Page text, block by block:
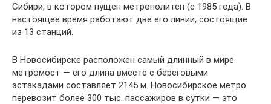
Сибири, в котором пущен метрополитен (с 1985 года). В
настоящее время работают две его линии, состоящие
из 13 станций.
В Новосибирске расположен самый длинный в мире
метромост — его длина вместе с береговыми
эстакадами составляет 2145 м. Новосибирское метро
перевозит более 300 тыс. пассажиров в сутки — это